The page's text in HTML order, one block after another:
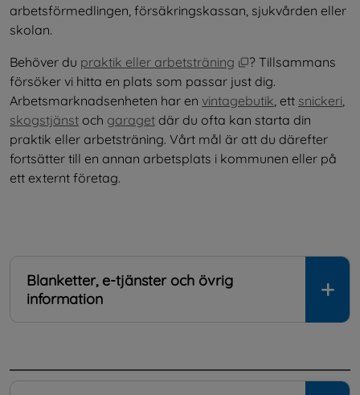
arbetsförmedlingen, försäkringskassan, sjukvården eller
skolan.
Behöver du praktik eller arbetsträning Öppnas i nytt
? Tillsammans
försöker vi hitta en plats som passar just dig.
Arbetsmarknadsenheten har en vintagebutik , ett snickeri
skogstjänst och garaget där du ofta kan starta din
praktik eller arbetsträning. Vårt mål är att du därefter
fortsätter till en annan arbetsplats i kommunen eller på
ett externt företag.
Blanketter, e-tjänster och övrig
information